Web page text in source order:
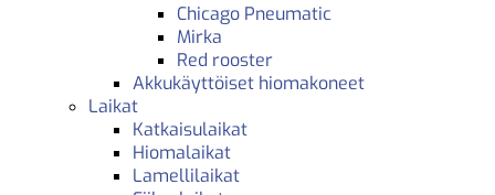
Chicago Pneumatic
Mirka
Red rooster
Akkukäyttöiset hiomakoneet
Laikat
Katkaisulaikat
Hiomalaikat
Lamellilaikat